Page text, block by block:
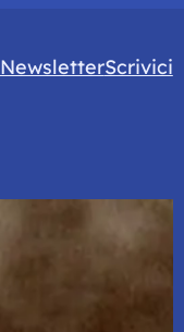
NewsletterScrivici